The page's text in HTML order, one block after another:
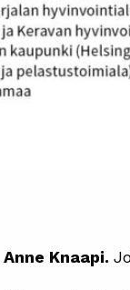
Anne Knaapi.